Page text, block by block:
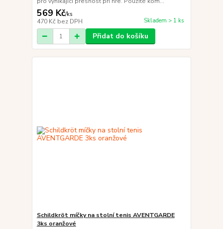
569 Kč/ks
470 Kč bez DPH Skladem > 1 ks
Přidat do košíku
Schildkröt míčky na stolní tenis AVENTGARDE
3ks oranžové